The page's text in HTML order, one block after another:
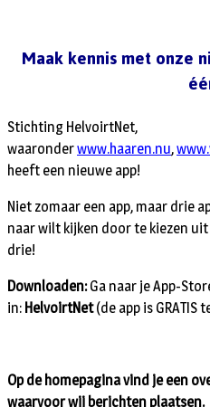
Maak kennis met onze
Stichting HelvoirtNet,
waaronderwww.haaren.nu,
heeft een nieuwe app!
Niet zomaar een app, maar drie
naar wilt kijken door te kiezen
drie!
Downloaden:Ga naar je App-
in: HelvoirtNet(de app is GRATIS
Op de homepagina vind je een
waarvoor wij berichten plaatsen.